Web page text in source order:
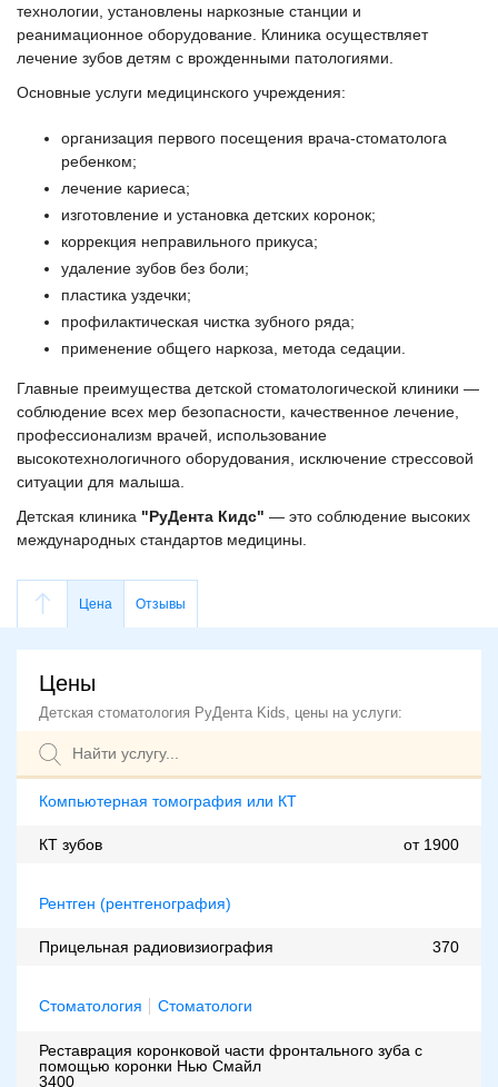
технологии, установлены наркозные станции и
реанимационное оборудование. Клиника осуществляет
лечение зубов детям с врожденными патологиями.
Основные услуги медицинского учреждения:
организация первого посещения врача-стоматолога
ребенком;
лечение кариеса;
изготовление и установка детских коронок;
коррекция неправильного прикуса;
удаление зубов без боли;
пластика уздечки;
профилактическая чистка зубного ряда;
применение общего наркоза, метода седации.
Главные преимущества детской стоматологической клиники —
соблюдение всех мер безопасности, качественное лечение,
профессионализм врачей, использование
высокотехнологичного оборудования, исключение стрессовой
ситуации для малыша.
Детская клиника "РуДента Кидс" — это соблюдение высоких
международных стандартов медицины.
Цена Отзывы
Цены
Детская стоматология РуДента Kids, цены на услуги:
Компьютерная томография или КТ
КТ зубов от 1900
Рентген (рентгенография)
Прицельная радиовизиография 370
Стоматология Стоматологи
Реставрация коронковой части фронтального зуба с
помощью коронки Нью Смайл
3400